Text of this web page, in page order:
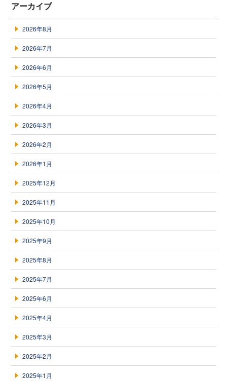
アーカイブ
2026年8月
2026年7月
2026年6月
2026年5月
2026年4月
2026年3月
2026年2月
2026年1月
2025年12月
2025年11月
2025年10月
2025年9月
2025年8月
2025年7月
2025年6月
2025年4月
2025年3月
2025年2月
2025年1月